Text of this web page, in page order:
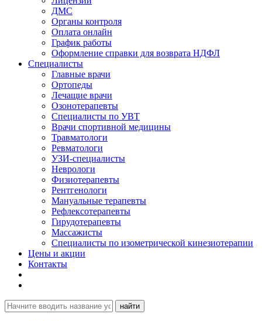
ДМС
Органы контроля
Оплата онлайн
График работы
Оформление справки для возврата НДФЛ
Специалисты
Главные врачи
Ортопеды
Лечащие врачи
Озонотерапевты
Специалисты по УВТ
Врачи спортивной медицины
Травматологи
Ревматологи
УЗИ-специалисты
Неврологи
Физиотерапевты
Рентгенологи
Мануальные терапевты
Рефлексотерапевты
Гирудотерапевты
Массажисты
Специалисты по изометрической кинезиотерапии
Цены и акции
Контакты
найти